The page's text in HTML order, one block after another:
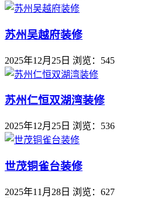
苏州吴越府装修
2025年12月25日 浏览：545
苏州仁恒双湖湾装修
2025年12月25日 浏览：536
世茂铜雀台装修
2025年11月28日 浏览：627